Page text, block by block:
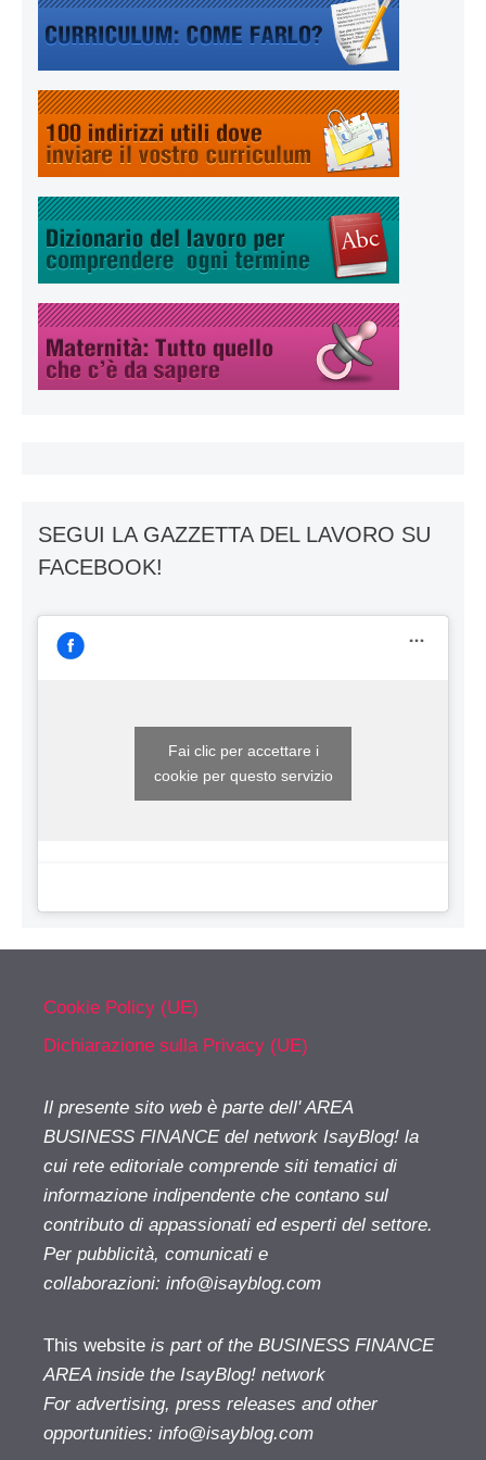
SEGUI LA GAZZETTA DEL LAVORO SU
FACEBOOK!
Fai clic per accettare i
cookie per questo servizio
Cookie Policy (UE)
Dichiarazione sulla Privacy (UE)
Il presente sito web è parte dell' AREA
BUSINESS FINANCE del network IsayBlog! la
cui rete editoriale comprende siti tematici di
informazione indipendente che contano sul
contributo di appassionati ed esperti del settore.
Per pubblicità, comunicati e
collaborazioni: info@isayblog.com
This website is part of the BUSINESS FINANCE
AREA inside the IsayBlog! network
For advertising, press releases and other
opportunities: info@isayblog.com